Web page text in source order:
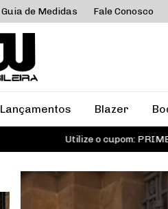
Guia de Medidas Fale Conosco
Lançamentos Blazer
Utilize o cupom: